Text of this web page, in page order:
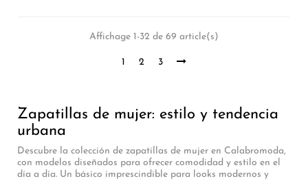
Affichage 1-32 de 69 article(s)
1 2 3
Zapatillas de mujer: estilo y tendencia
urbana
Descubre la colección de zapatillas de mujer en Calabromoda,
con modelos diseñados para ofrecer comodidad y estilo en el
día a día. Un básico imprescindible para looks modernos y